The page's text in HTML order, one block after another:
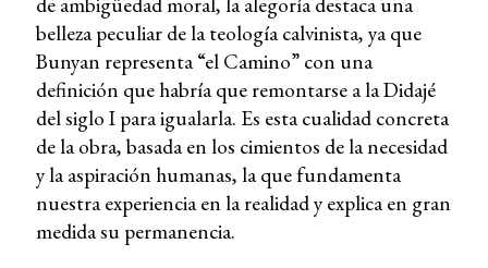
belleza peculiar de la teología calvinista, ya que
Bunyan representa “el Camino” con una
definición que habría que remontarse a la Didajé
del siglo I para igualarla. Es esta cualidad concreta
de la obra, basada en los cimientos de la necesidad
y la aspiración humanas, la que fundamenta
nuestra experiencia en la realidad y explica en gran
medida su permanencia.